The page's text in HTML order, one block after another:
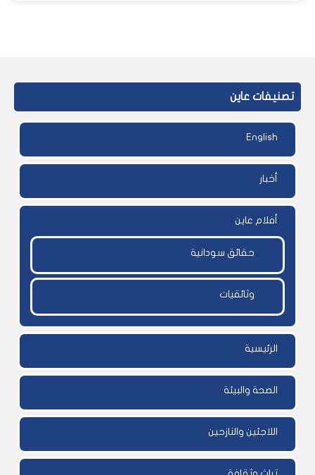
تصنيفات عاين
English
أخبار
أفلام عاين
حقائق سودانية
وثائقيات
الرئيسية
الصحة والبيئة
اللاجئين والنازحين